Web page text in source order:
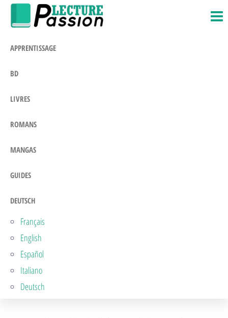
Zum
Inhalt
APPRENTISSAGE
BD
LIVRES
ROMANS
MANGAS
GUIDES
DEUTSCH
Français
English
Español
Italiano
Deutsch